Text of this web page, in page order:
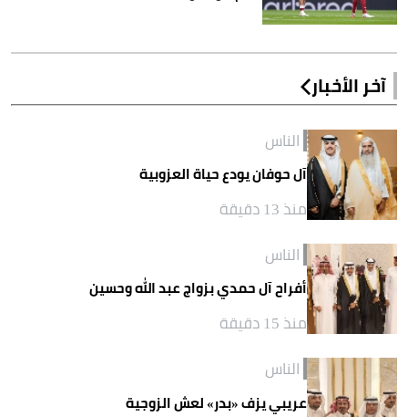
آخر الأخبار
الناس
آل حوفان يودع حياة العزوبية
منذ 13 دقيقة
الناس
أفراح آل حمدي بزواج عبد الله وحسين
منذ 15 دقيقة
الناس
عريبي يزف «بدر» لعش الزوجية